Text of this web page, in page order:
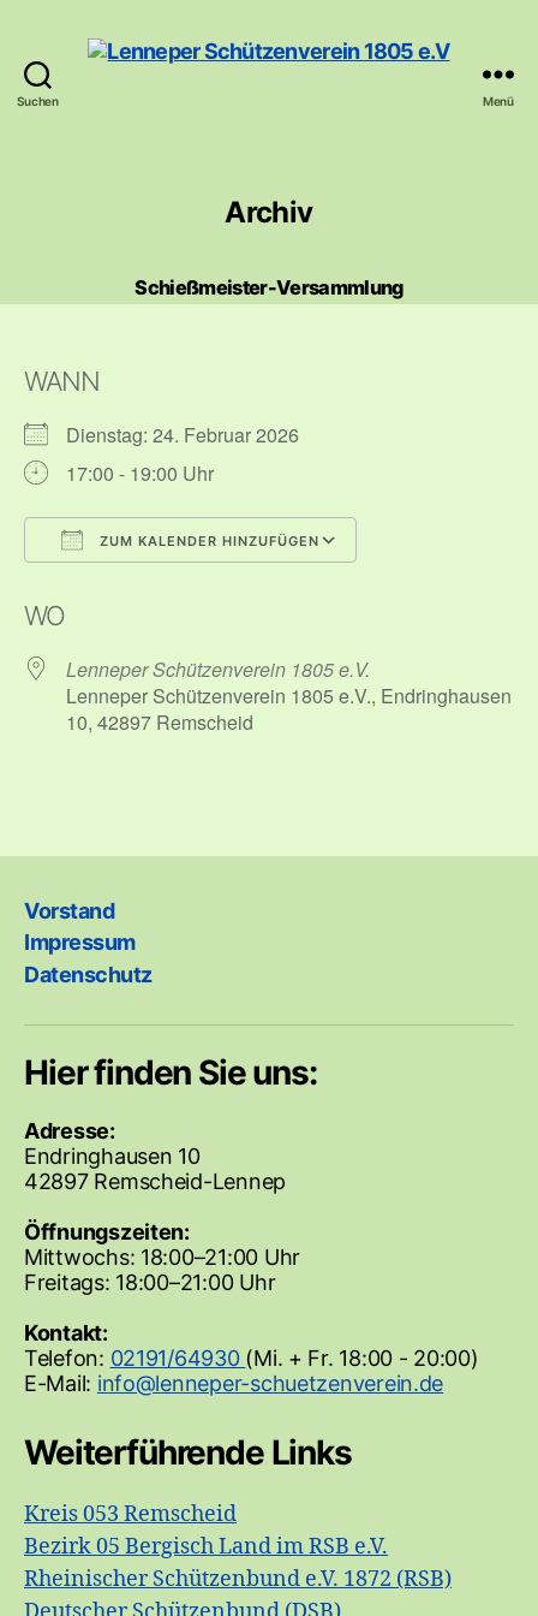
Suchen
e.V
Menü
Archiv
Schießmeister-Versammlung
WANN
Dienstag: 24. Februar 2026
17:00 - 19:00 Uhr
ZUM KALENDER HINZUFÜGEN
WO
Lenneper Schützenverein 1805 e.V.
Lenneper Schützenverein 1805 e.V., Endringhausen
10, 42897 Remscheid
Vorstand
Impressum
Datenschutz
Hier finden Sie uns:
Adresse:
Endringhausen 10
42897 Remscheid-Lennep
Öffnungszeiten:
Mittwochs: 18:00–21:00 Uhr
Freitags: 18:00–21:00 Uhr
Kontakt:
Telefon: 02191/64930 (Mi. + Fr. 18:00 - 20:00)
E-Mail:
Weiterführende Links
Kreis 053 Remscheid
Bezirk 05 Bergisch Land im RSB e.V.
Rheinischer Schützenbund e.V. 1872 (RSB)